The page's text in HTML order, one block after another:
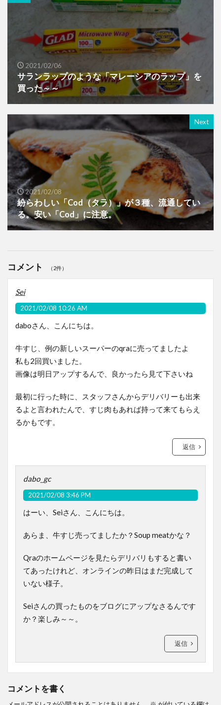
2021/02/06
サランラップのような「マレーシアのラップ」を
買った～～
Next
2021/02/08
紛らわしい「Cod（タラ）」が３種、流通してい
る。安い「Cod」に注意。
コメント （2件）
Sei
2021/02/08 10:26 AM
daboさん、こんにちは。
牛すじ、例の新しいスーパーのqraに売ってましたよ
私も2回買いました。
画像は明日アップするんで、良かったら見て下さいね
最初に行った時に、スタッフさんからデリバリーも出来
るよと言われたんで、すじ肉もあれば持って来てもらえ
るかもです。
返信
dabo_gc
2021/02/08 3:46 PM
はーい、Seiさん、こんにちは。
あらま、牛すじ売ってましたか？Soup meatかな？
Qraのホームページを見たらデリバリもすると書い
てあったけれど、オンラインの昨日はまだ完成して
いない様子。
Seiさんの買ったものをブログにアップなさるんです
か？楽しみ～～。
返信
コメントを書く